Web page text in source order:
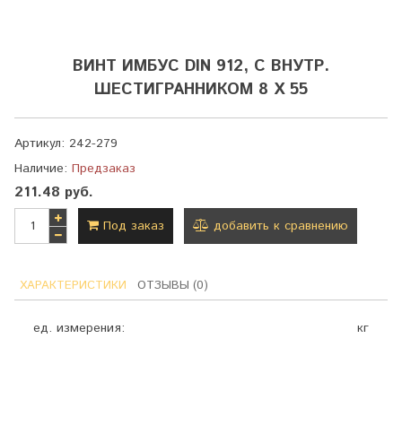
ВИНТ ИМБУС DIN 912, С ВНУТР.
ШЕСТИГРАННИКОМ 8 Х 55
Артикул: 242-279
Наличие: Предзаказ
211.48 руб.
Под заказ добавить к сравнению
ХАРАКТЕРИСТИКИ ОТЗЫВЫ (0)
ед. измерения: кг